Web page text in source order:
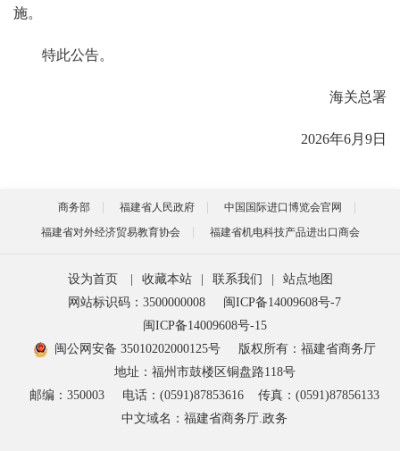
施。
特此公告。
海关总署
2026年6月9日
商务部 福建省人民政府
中国国际进口博览会官网
福建省对外经济贸易教育协会
福建省机电科技产品进出口商会
设为首页 收藏本站 联系我们
站点地图
网站标识码：3500000008
闽ICP备14009608号-7
闽ICP备14009608号-15
闽公网安备 35010202000125号
版权所有：福建省商务厅
地址：福州市鼓楼区铜盘路118号
邮编：350003
电话：(0591)87853616
传真：(0591)87856133
中文域名：福建省商务厅.政务